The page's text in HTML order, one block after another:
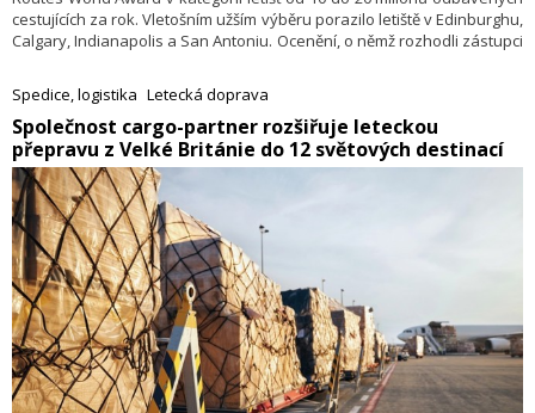
cestujících za rok. Vletošním užším výběru porazilo letiště v Edinburghu,
Calgary, Indianapolis a San Antoniu. Ocenění, o němž rozhodli zástupci
leteckých spojení, marketingovou podporu a celkovou spolupráci
letiště s dopravci.
Spedice, logistika Letecká doprava
​Společnost cargo-partner rozšiřuje leteckou
přepravu z Velké Británie do 12 světových destinací